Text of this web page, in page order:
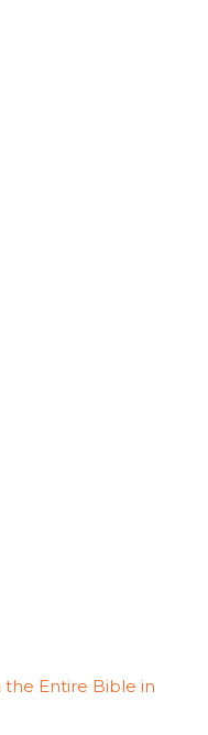
the Entire Bible in